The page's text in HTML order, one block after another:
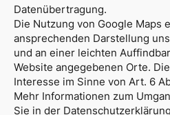
Datenübertragung.
Die Nutzung von Google Maps
ansprechenden Darstellung
und an einer leichten
Website angegebenen Orte.
Interesse im Sinne von Art. 6
Mehr Informationen zum
Sie in der